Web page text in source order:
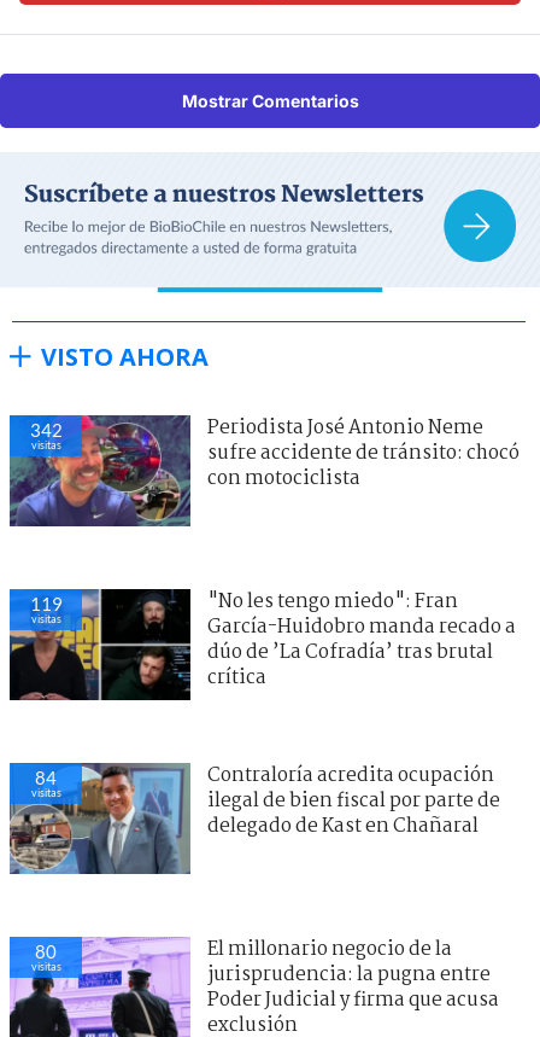
Mostrar Comentarios
VISTO AHORA
342
visitas
Periodista José Antonio Neme
sufre accidente de tránsito: chocó
con motociclista
119
visitas
"No les tengo miedo": Fran
García-Huidobro manda recado a
dúo de ’La Cofradía’ tras brutal
crítica
84
visitas
Contraloría acredita ocupación
ilegal de bien fiscal por parte de
delegado de Kast en Chañaral
80
visitas
El millonario negocio de la
jurisprudencia: la pugna entre
Poder Judicial y firma que acusa
exclusión